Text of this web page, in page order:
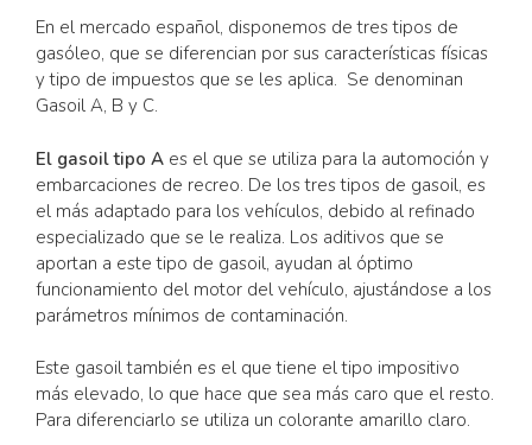
En el mercado español, disponemos de tres tipos de
gasóleo, que se diferencian por sus características físicas
y tipo de impuestos que se les aplica. Se denominan
Gasoil A, B y C.
El gasoil tipo A es el que se utiliza para la automoción y
embarcaciones de recreo. De los tres tipos de gasoil, es
el más adaptado para los vehículos, debido al refinado
especializado que se le realiza. Los aditivos que se
aportan a este tipo de gasoil, ayudan al óptimo
funcionamiento del motor del vehículo, ajustándose a los
parámetros mínimos de contaminación.
Este gasoil también es el que tiene el tipo impositivo
más elevado, lo que hace que sea más caro que el resto.
Para diferenciarlo se utiliza un colorante amarillo claro.